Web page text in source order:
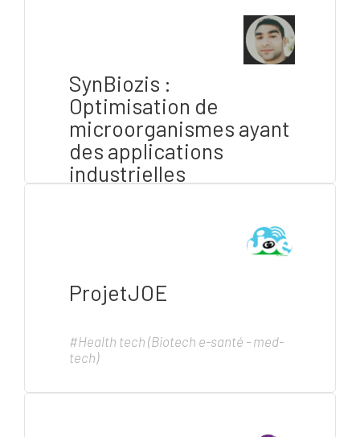
SynBiozis :
Optimisation de
microorganismes ayant
des applications
industrielles
(Environnement - Impact - Energie -
Mobilité & Habitat - Construction)
ProjetJOE
#Health tech (Biotech e-santé - med-
tech)